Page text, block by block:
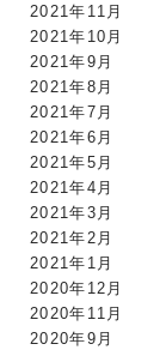
2021年11月
2021年10月
2021年9月
2021年8月
2021年7月
2021年6月
2021年5月
2021年4月
2021年3月
2021年2月
2021年1月
2020年12月
2020年11月
2020年9月